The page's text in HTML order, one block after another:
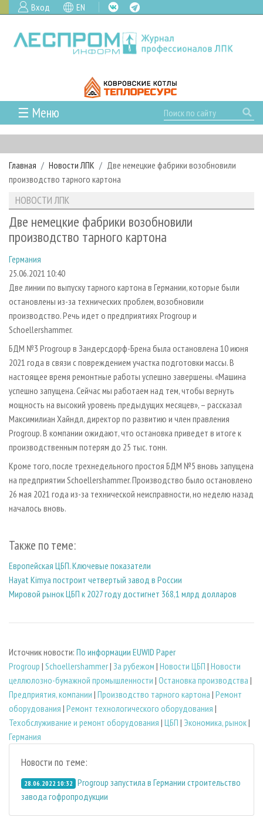
Вход EN
☰ Меню
ГЛАВНАЯ
РУБРИКИ И ТЕМЫ
РУБРИКИ ЖУРНАЛА
ЛЕСОЗАГОТОВКА
ЛЕСОПИЛЕНИЕ
СУШКА ДРЕВЕСИНЫ
ПРОИЗВОДСТВО ДРЕВЕСНЫХ ПЛИТ
ДЕРЕВЯННОЕ ДОМОСТРОЕНИЕ
ПРОИЗВОДСТВО МЕБЕЛИ
БИОЭНЕРГЕТИКА
ЦБП
ИНСТРУМЕНТ И МАТЕРИАЛЫ
НОВОСТИ
НОВОСТИ ЛПК
НОВОСТИ ЖУРНАЛА
ПРОЕКТЫ ЛПИ
АНАЛИТИКА
ПРЕДПРИЯТИЯ ЛПК
ПЕРСОНЫ
МОБИЛЬНЫЕ ВЫСТАВКИ
ОФИЦИАЛЬНЫЕ ДЕЛЕГАЦИИ
ПРИОРИТЕТНЫЕ ИНВЕСТПРОЕКТЫ
RUSSIAN FORESTRY REVIEW
ГАЗЕТА ЛЕСПРОМФОРУМ
БИБЛИОТЕКА СПЕЦИАЛИСТА
АРХИВ ЖУРНАЛОВ
О ЖУРНАЛЕ
КОНТАКТЫ
РЕКЛАМОДАТЕЛЯМ
РЕКЛАМА
РЕКЛАМА НА САЙТЕ
Главная Новости ЛПК
Две немецкие фабрики возобновили
производство тарного картона
НОВОСТИ ЛПК
Две немецкие фабрики возобновили
производство тарного картона
Германия
25.06.2021 10:40
Две линии по выпуску тарного картона в Германии, которые были
остановлены из-за технических проблем, возобновили
производство. Речь идет о предприятиях Progroup и
Schoellershammer.
БДМ №3 Progroup в Зандерсдорф-Брена была остановлена 10 июня
2021 года в связи с повреждением участка подготовки массы. В
настоящее время ремонтные работы успешно завершены. «Машина
успешно запущена. Сейчас мы работаем над тем, чтобы вернуть
мощность на высокий уровень предыдущих месяцев», – рассказал
Максимилиан Хайндл, директор по развитию и член правления
Progroup. В компании ожидают, что остановка приведет в итоге к
производственным потерям до 25 тыс. тонн.
Кроме того, после трехнедельного простоя БДМ №5 вновь запущена
на предприятии Schoellershammer. Производство было остановлено
26 мая 2021 года из-за технической неисправности, но неделю назад
началось вновь.
Также по теме:
Европейская ЦБП. Ключевые показатели
Hayat Kimya построит четвертый завод в России
Мировой рынок ЦБП к 2027 году достигнет 368,1 млрд долларов
Источник новости: По информации EUWID Paper
Progroup | Schoellershammer| За рубежом | Новости ЦБП | Новости
целлюлозно-бумажной промышленности | Остановка производства |
Предприятия, компании | Производство тарного картона | Ремонт
оборудования | Ремонт технологического оборудования |
Техобслуживание и ремонт оборудования | ЦБП | Экономика, рынок|
Германия
Новости по теме:
28.06.2022 10:32 Progroup запустила в Германии строительство
завода гофропродукции